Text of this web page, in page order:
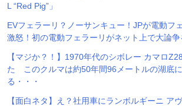
L “Red Pig”」
EVフェラーリ？ノーサンキュー！JPが電動フ
激怒！初の電動フェラーリがネット上で大論
【マジか？！】1970年代のシボレー カマロ
た このクルマは約50年間96メートルの湖底
る・・・
【面白ネタ】え？社用車にランボルギーニ ア